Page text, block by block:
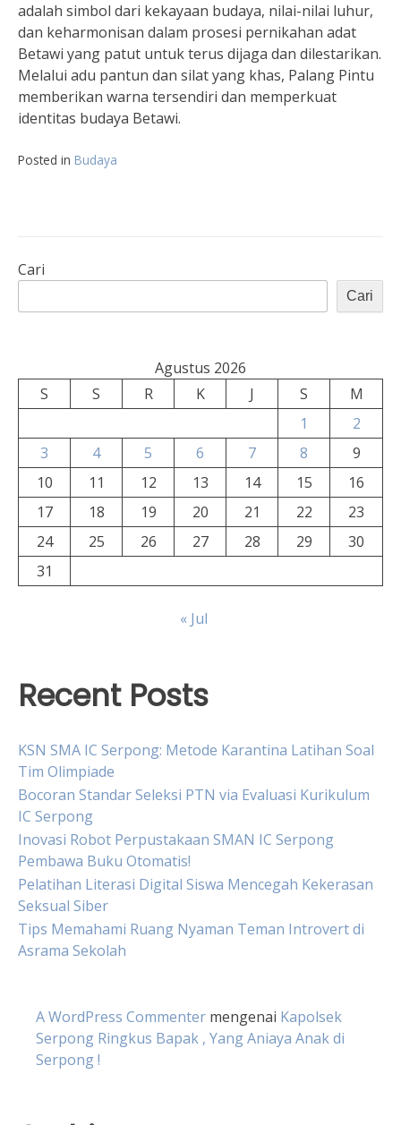
adalah simbol dari kekayaan budaya, nilai-nilai luhur,
dan keharmonisan dalam prosesi pernikahan adat
Betawi yang patut untuk terus dijaga dan dilestarikan.
Melalui adu pantun dan silat yang khas, Palang Pintu
memberikan warna tersendiri dan memperkuat
identitas budaya Betawi.
Posted in Budaya
Cari
Cari
Agustus 2026
S
S R K J S
M
1
2
3
4 5 6 7 8
9
10
11 12 13 14 15
16
17
18 19 20 21 22
23
24
25 26 27 28 29
30
31
« Jul
Recent Posts
KSN SMA IC Serpong: Metode Karantina Latihan Soal
Tim Olimpiade
Bocoran Standar Seleksi PTN via Evaluasi Kurikulum
IC Serpong
Inovasi Robot Perpustakaan SMAN IC Serpong
Pembawa Buku Otomatis!
Pelatihan Literasi Digital Siswa Mencegah Kekerasan
Seksual Siber
Tips Memahami Ruang Nyaman Teman Introvert di
Asrama Sekolah
A WordPress Commenter mengenai Kapolsek
Serpong Ringkus Bapak , Yang Aniaya Anak di
Serpong !